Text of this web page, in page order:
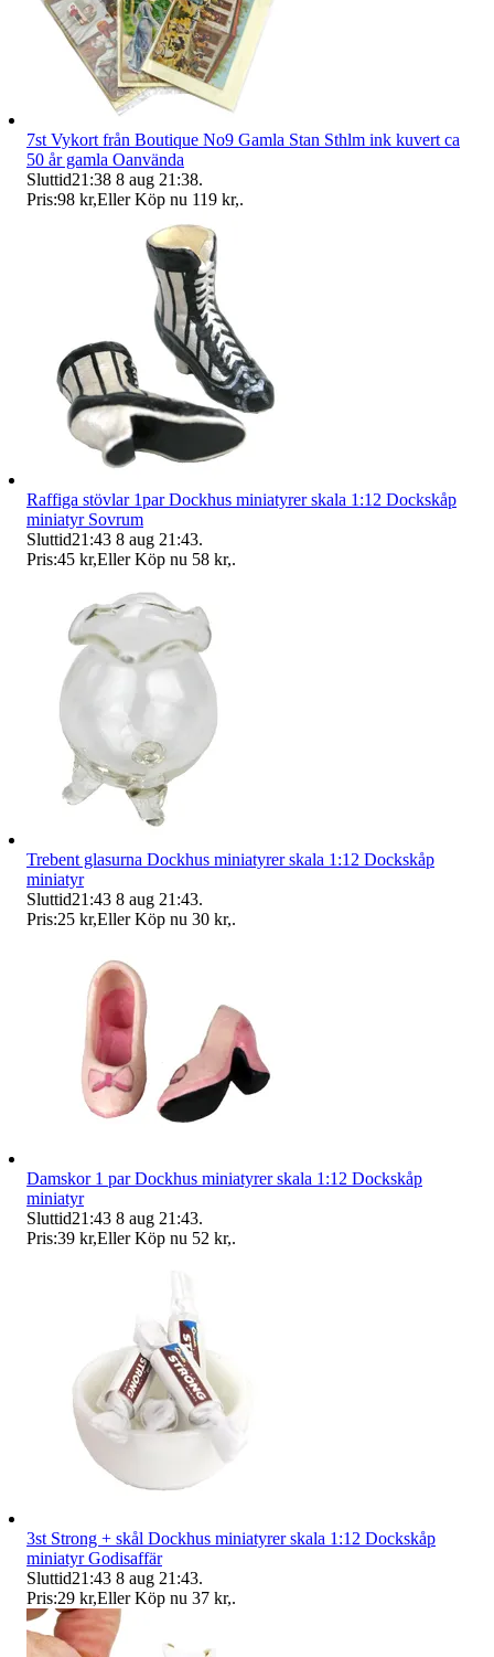
7st Vykort från Boutique No9 Gamla Stan Sthlm ink kuvert ca
50 år gamla Oanvända
Sluttid21:38 8 aug 21:38.
Pris:98 kr,Eller Köp nu 119 kr,.
Raffiga stövlar 1par Dockhus miniatyrer skala 1:12 Dockskåp
miniatyr Sovrum
Sluttid21:43 8 aug 21:43.
Pris:45 kr,Eller Köp nu 58 kr,.
Trebent glasurna Dockhus miniatyrer skala 1:12 Dockskåp
miniatyr
Sluttid21:43 8 aug 21:43.
Pris:25 kr,Eller Köp nu 30 kr,.
Damskor 1 par Dockhus miniatyrer skala 1:12 Dockskåp
miniatyr
Sluttid21:43 8 aug 21:43.
Pris:39 kr,Eller Köp nu 52 kr,.
3st Strong + skål Dockhus miniatyrer skala 1:12 Dockskåp
miniatyr Godisaffär
Sluttid21:43 8 aug 21:43.
Pris:29 kr,Eller Köp nu 37 kr,.